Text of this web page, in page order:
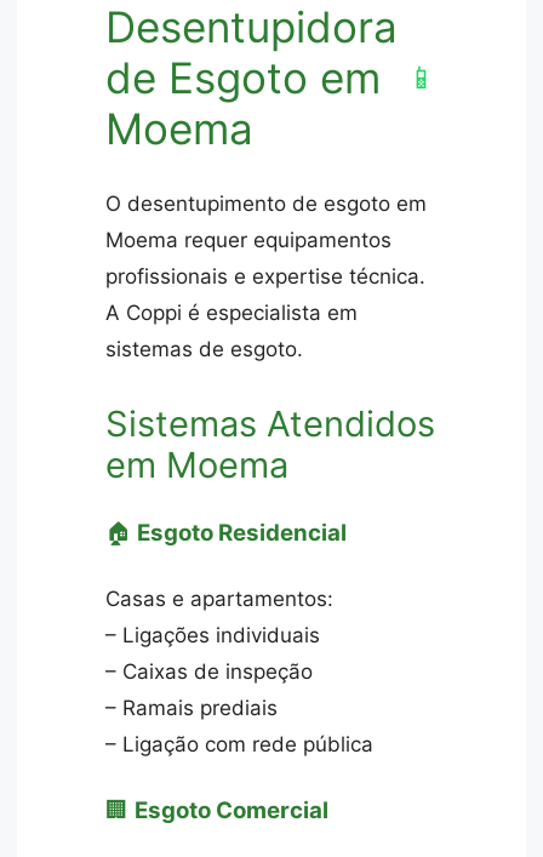
Desentupidora
de Esgoto em
Moema
📱
O desentupimento de esgoto em
Moema requer equipamentos
profissionais e expertise técnica.
A Coppi é especialista em
sistemas de esgoto.
Sistemas Atendidos
em Moema
🏠 Esgoto Residencial
Casas e apartamentos:
– Ligações individuais
– Caixas de inspeção
– Ramais prediais
– Ligação com rede pública
🏢 Esgoto Comercial